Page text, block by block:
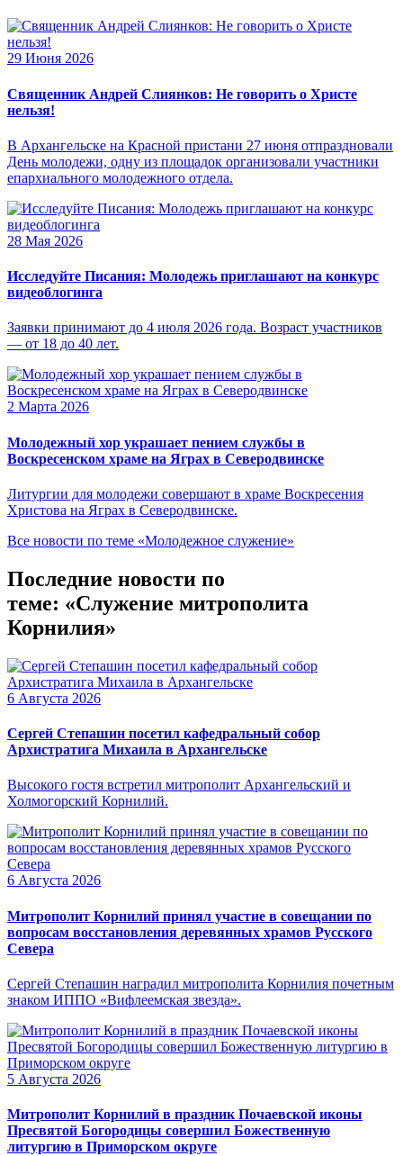
29 Июня 2026
Священник Андрей Слиянков: Не говорить о Христе
нельзя!
В Архангельске на Красной пристани 27 июня отпраздновали
День молодежи, одну из площадок организовали участники
епархиального молодежного отдела.
28 Мая 2026
Исследуйте Писания: Молодежь приглашают на конкурс
видеоблогинга
Заявки принимают до 4 июля 2026 года. Возраст участников
— от 18 до 40 лет.
2 Марта 2026
Молодежный хор украшает пением службы в
Воскресенском храме на Яграх в Северодвинске
Литургии для молодежи совершают в храме Воскресения
Христова на Яграх в Северодвинске.
Все новости по теме «Молодежное служение»
Последние новости по
теме: «Служение митрополита
Корнилия»
6 Августа 2026
Сергей Степашин посетил кафедральный собор
Архистратига Михаила в Архангельске
Высокого гостя встретил митрополит Архангельский и
Холмогорский Корнилий.
6 Августа 2026
Митрополит Корнилий принял участие в совещании по
вопросам восстановления деревянных храмов Русского
Севера
Сергей Степашин наградил митрополита Корнилия почетным
знаком ИППО «Вифлеемская звезда».
5 Августа 2026
Митрополит Корнилий в праздник Почаевской иконы
Пресвятой Богородицы совершил Божественную
литургию в Приморском округе